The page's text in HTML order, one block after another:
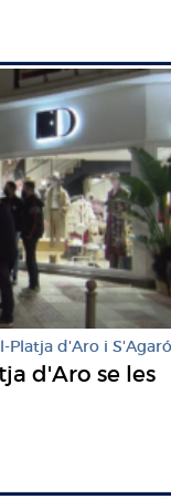
Platja d'Aro i S'Agaró
d'Aro se les